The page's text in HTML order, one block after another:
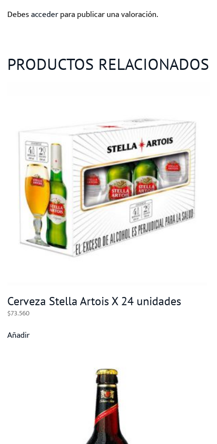
Debesaccederpara publicar una valoración.
PRODUCTOS RELACIONADOS
Cerveza Stella Artois X 24 unidades
$73.560
Añadir